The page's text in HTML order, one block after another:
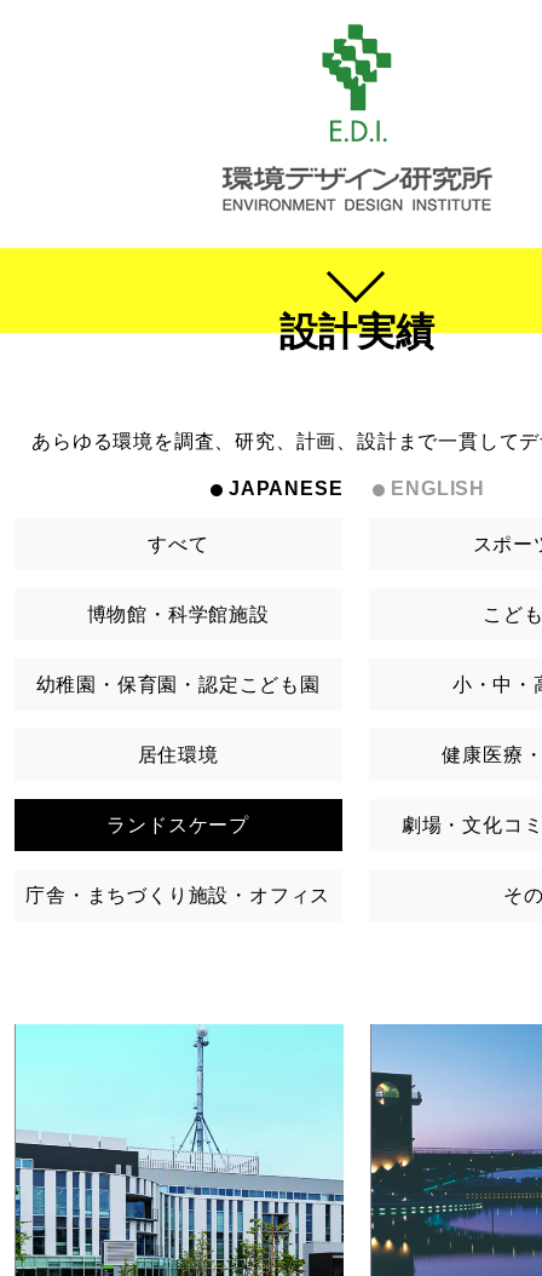
設計実績
あらゆる環境を調査、研究、計画、設計まで一貫して
JAPANESE ENGLISH
すべて スポー
博物館・科学館施設 こど
幼稚園・保育園・認定こども園 小・中・
居住環境 健康医療
ランドスケープ 劇場・文化コ
庁舎・まちづくり施設・オフィス そ